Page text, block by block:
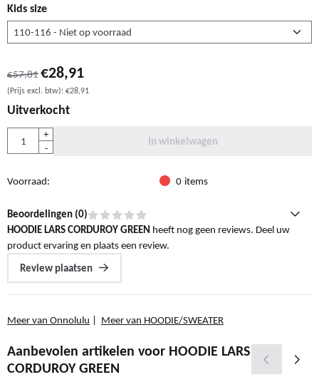
Kids size
€57,81€28,91
(Prijs excl. btw): €28,91
Uitverkocht
+
-
In winkelwagen
Voorraad: 0 items
Beoordelingen (0)
HOODIE LARS CORDUROY GREEN heeft nog geen reviews. Deel uw
product ervaring en plaats een review.
Review plaatsen
Meer van Onnolulu | Meer van HOODIE/SWEATER
Aanbevolen artikelen voor HOODIE LARS
CORDUROY GREEN